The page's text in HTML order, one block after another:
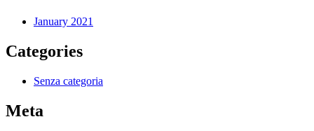
January 2021
Categories
Senza categoria
Meta